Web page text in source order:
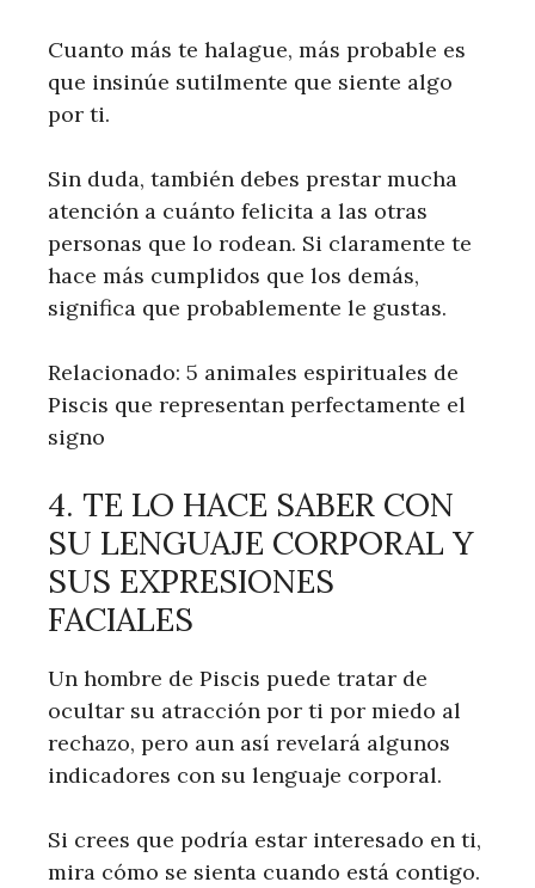
Cuanto más te halague, más probable es
que insinúe sutilmente que siente algo
por ti.
Sin duda, también debes prestar mucha
atención a cuánto felicita a las otras
personas que lo rodean. Si claramente te
hace más cumplidos que los demás,
significa que probablemente le gustas.
Relacionado: 5 animales espirituales de
Piscis que representan perfectamente el
signo
4. TE LO HACE SABER CON
SU LENGUAJE CORPORAL Y
SUS EXPRESIONES
FACIALES
Un hombre de Piscis puede tratar de
ocultar su atracción por ti por miedo al
rechazo, pero aun así revelará algunos
indicadores con su lenguaje corporal.
Si crees que podría estar interesado en ti,
mira cómo se sienta cuando está contigo.